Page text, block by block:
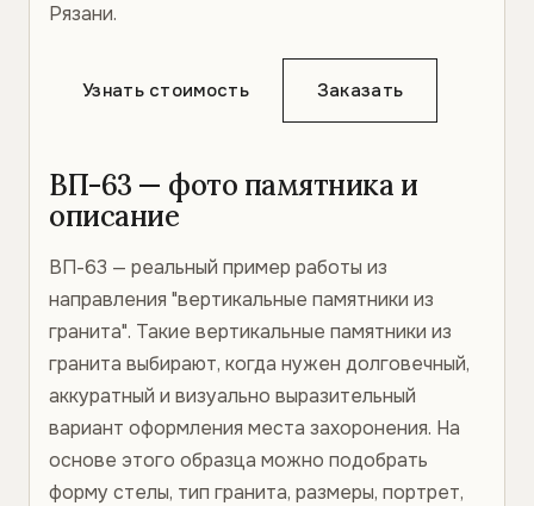
Рязани.
Узнать стоимость Заказать
ВП-63 — фото памятника и
описание
ВП-63 — реальный пример работы из
направления "вертикальные памятники из
гранита". Такие вертикальные памятники из
гранита выбирают, когда нужен долговечный,
аккуратный и визуально выразительный
вариант оформления места захоронения. На
основе этого образца можно подобрать
форму стелы, тип гранита, размеры, портрет,